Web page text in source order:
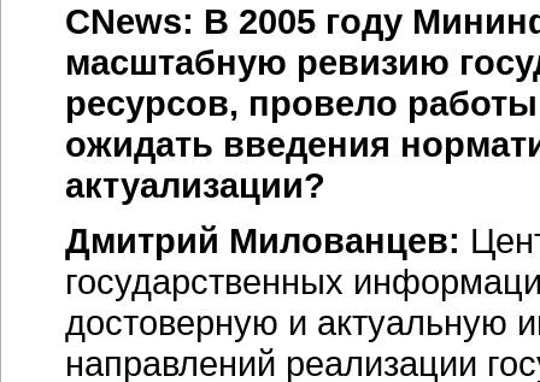
CNews: В 2005 году
масштабную ревизию
ресурсов, провело
ожидать введения
актуализации?
Дмитрий Милованцев:
государственных
достоверную и
направлений реализации